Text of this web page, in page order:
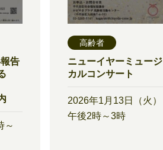
告
～
高齢者
ニューイヤーミュージ
カルコンサート
2026年1月13日（火）
午後2時～3時